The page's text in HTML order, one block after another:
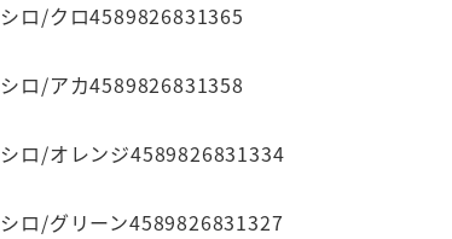
シロ/クロ4589826831365
シロ/アカ4589826831358
シロ/オレンジ4589826831334
シロ/グリーン4589826831327